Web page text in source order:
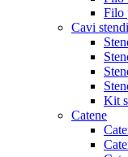
Filo
Cavi
Kit
Catene